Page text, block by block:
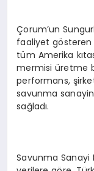
Çorum’un
faaliyet gösteren
tüm Amerika
mermisi üretme
performans,
savunma
sağladı.
Savunma Sanayi